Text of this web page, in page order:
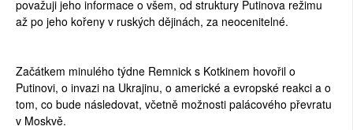
považuji jeho informace o všem, od struktury Putinova režimu
až po jeho kořeny v ruských dějinách, za neocenitelné.
Začátkem minulého týdne Remnick s Kotkinem hovořil o
Putinovi, o invazi na Ukrajinu, o americké a evropské reakci a o
tom, co bude následovat, včetně možnosti palácového převratu
v Moskvě.